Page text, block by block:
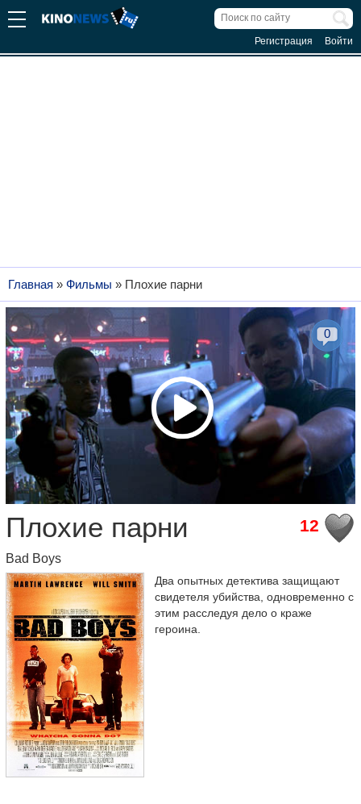
Регистрация Войти
Главная » Фильмы » Плохие парни
0
12
Плохие парни
Bad Boys
Два опытных детектива защищают
свидетеля убийства, одновременно с
этим расследуя дело о краже
героина.